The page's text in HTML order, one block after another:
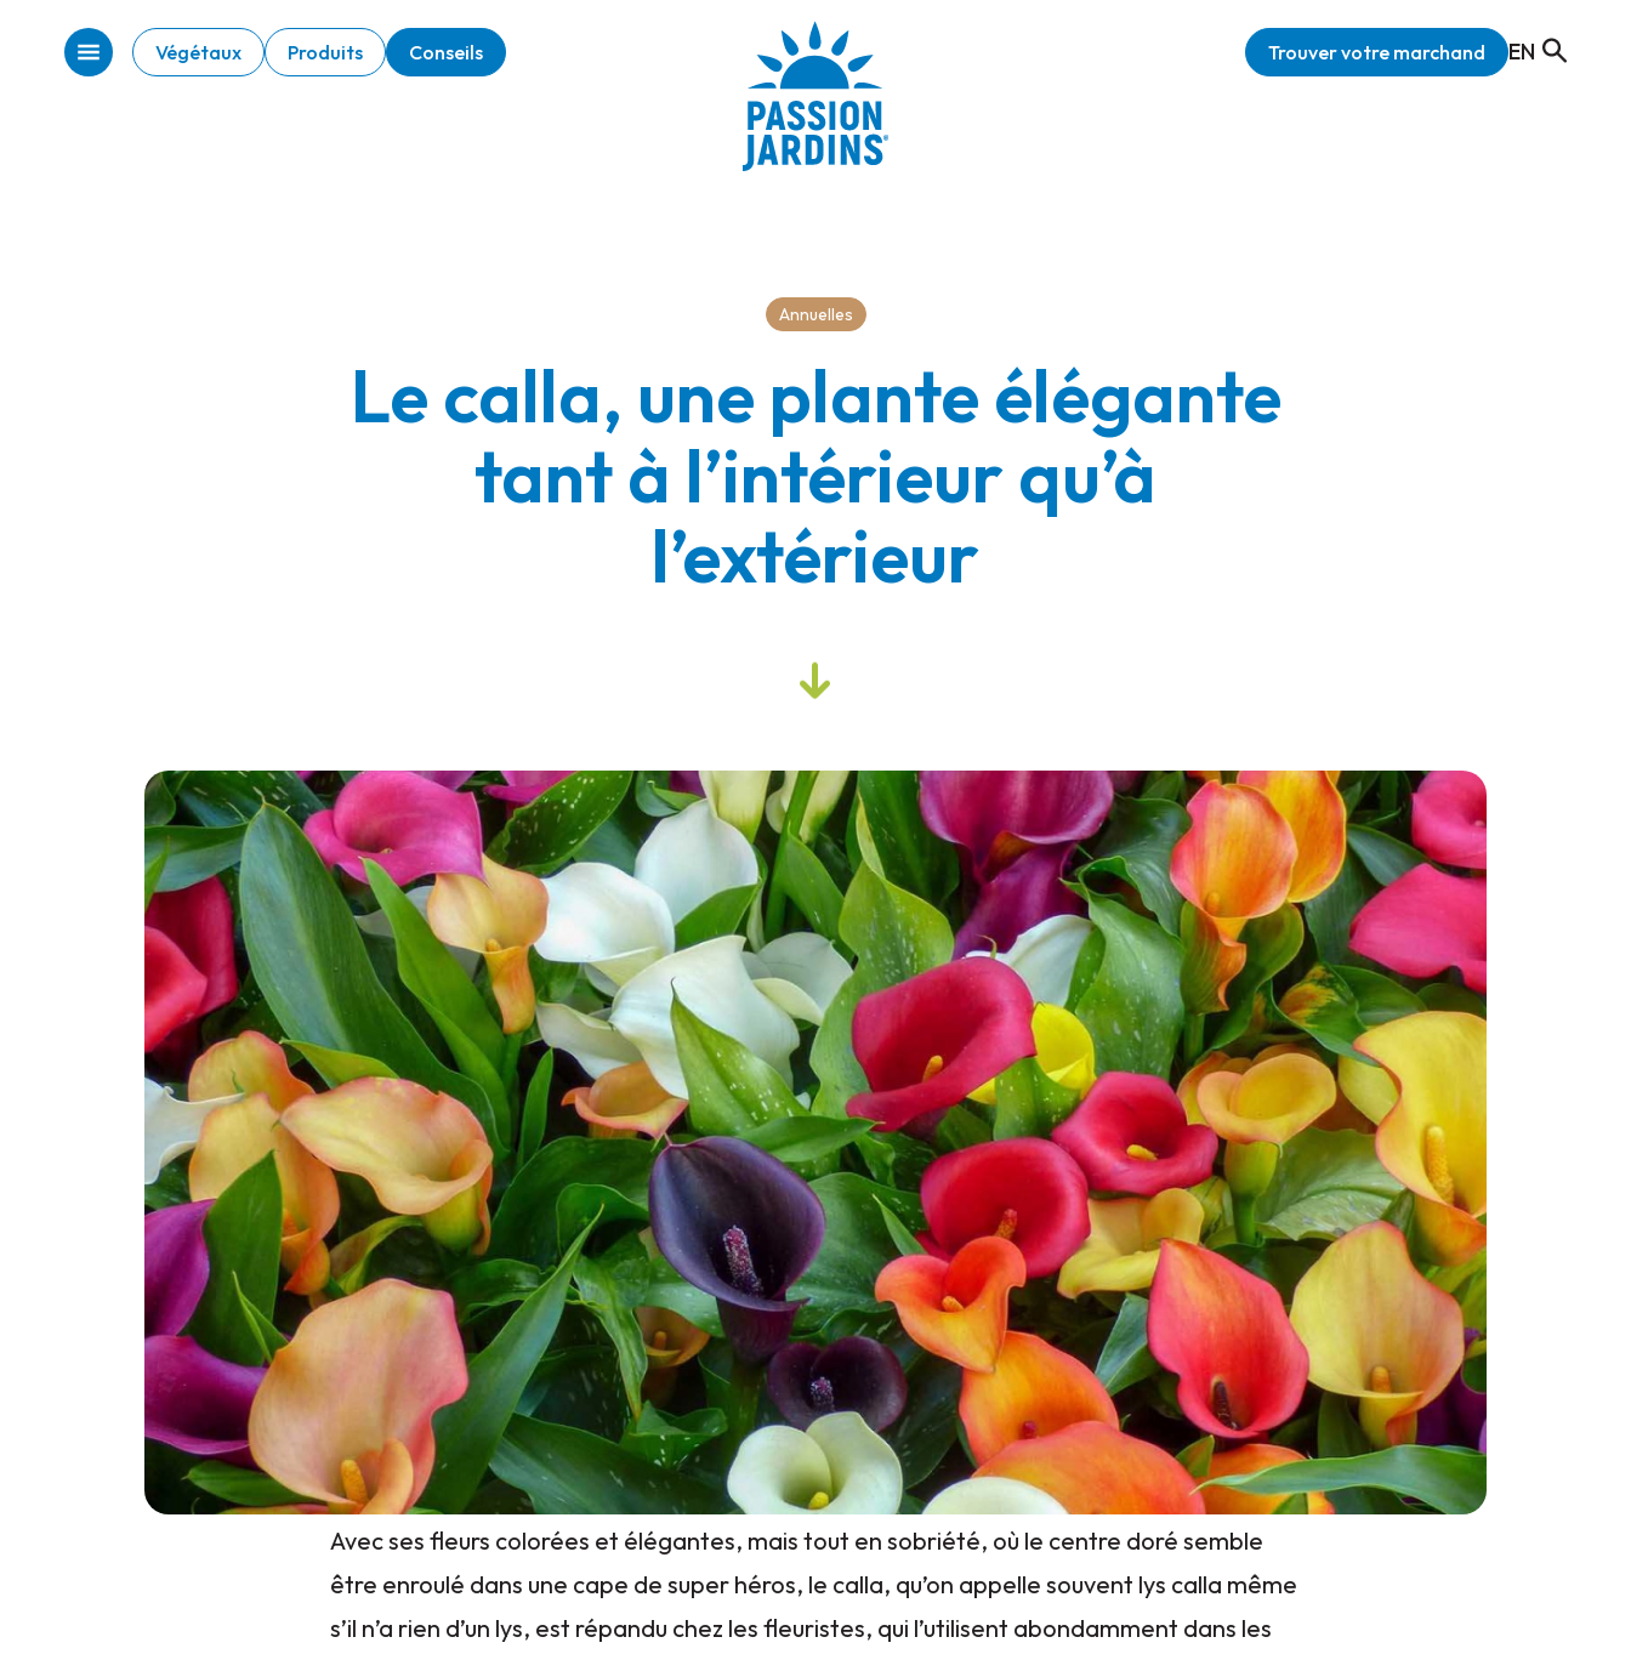
Végétaux Produits Conseils Trouver votre marchand EN
Annuelles
Le calla, une plante élégante
tant à l’intérieur qu’à
l’extérieur
Avec ses fleurs colorées et élégantes, mais tout en sobriété, où le centre doré semble
être enroulé dans une cape de super héros, le calla, qu’on appelle souvent lys calla même
s’il n’a rien d’un lys, est répandu chez les fleuristes, qui l’utilisent abondamment dans les